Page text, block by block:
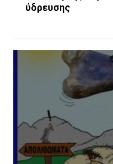
ύδρευσης